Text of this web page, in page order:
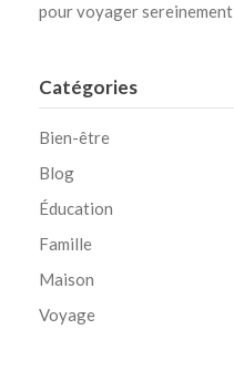
pour voyager sereinement
Catégories
Bien-être
Blog
Éducation
Famille
Maison
Voyage